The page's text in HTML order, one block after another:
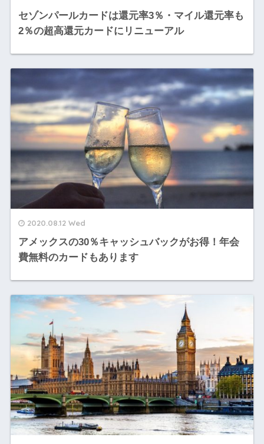
セゾンパールカードは還元率3％・マイル還元率も
2％の超高還元カードにリニューアル
2020.08.12 Wed
アメックスの30％キャッシュバックがお得！年会
費無料のカードもあります